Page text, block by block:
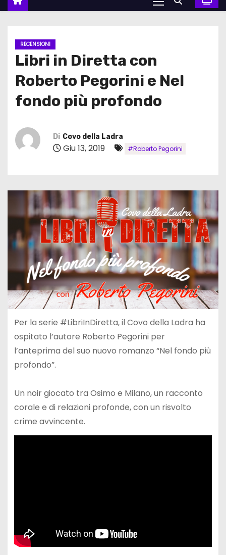
RECENSIONI
Libri in Diretta con
Roberto Pegorini e Nel
fondo più profondo
Di Covo della Ladra
Giu 13, 2019 #Roberto Pegorini
Per la serie #LibriInDiretta, il Covo della Ladra ha
ospitato l’autore Roberto Pegorini per
l’anteprima del suo nuovo romanzo “Nel fondo più
profondo”.
Un noir giocato tra Osimo e Milano, un racconto
corale e di relazioni profonde, con un risvolto
crime avvincente.